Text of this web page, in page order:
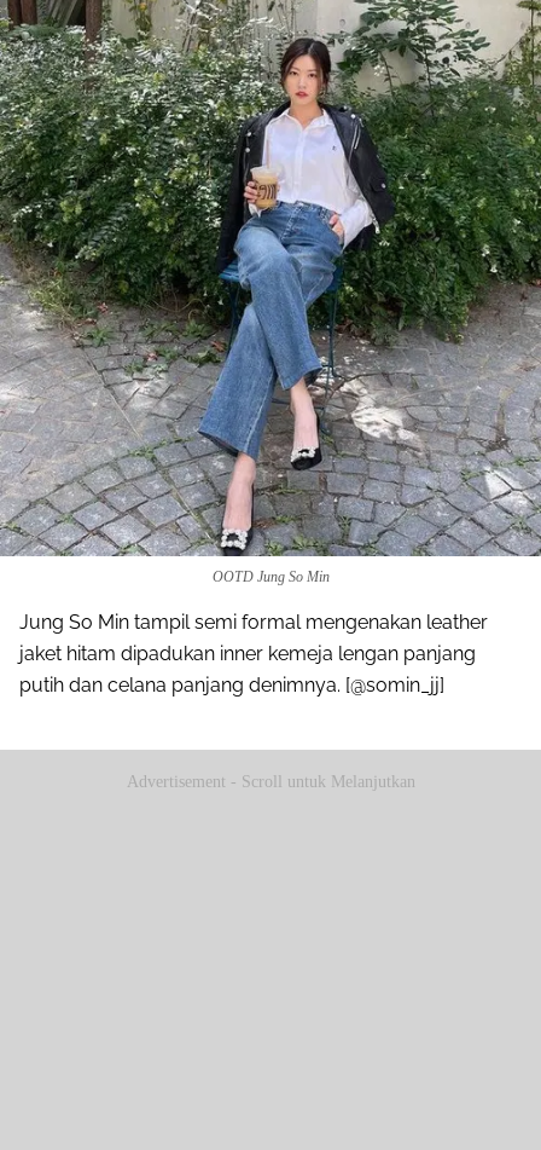
OOTD Jung So Min
Jung So Min tampil semi formal mengenakan leather
jaket hitam dipadukan inner kemeja lengan panjang
putih dan celana panjang denimnya. [@somin_jj]
Advertisement - Scroll untuk Melanjutkan